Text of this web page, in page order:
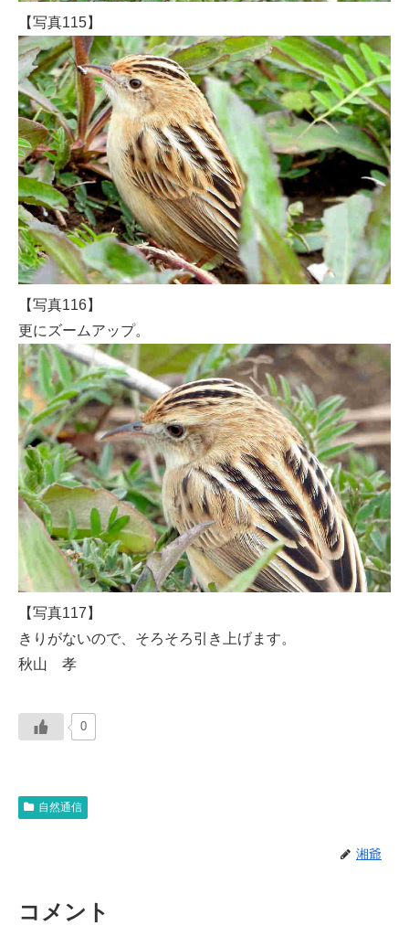
【写真115】
【写真116】
更にズームアップ。
【写真117】
きりがないので、そろそろ引き上げます。
秋山 孝
0
自然通信
湘爺
コメント